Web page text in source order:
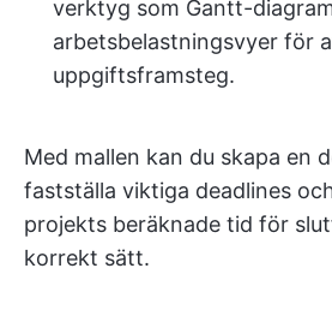
verktyg som Gantt-
arbetsbelastningsvyer för
uppgiftsframsteg.
Med mallen kan du skapa en
fastställa viktiga deadlines
projekts beräknade tid för
korrekt sätt.